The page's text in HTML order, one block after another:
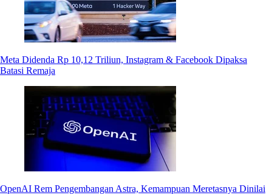
Meta Didenda Rp 10,12 Triliun, Instagram & Facebook Dipaksa
Batasi Remaja
OpenAI Rem Pengembangan Astra, Kemampuan Meretasnya Dinilai